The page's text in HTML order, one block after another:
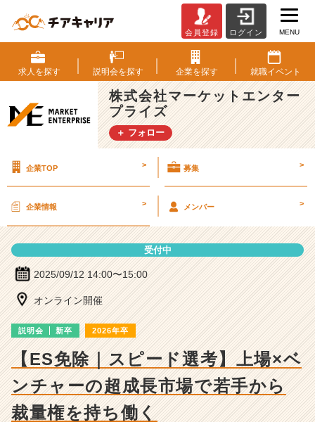
式
会
社
マ
ー
ケ
ッ
ン
プ
ラ
イ
ズ
会
細
|
ベ
ン
会員登録 ログイン MENU
求人を探す 説明会を探す 企業を探す 就職イベント
株式会社マーケットエンター
プライズ
＋ フォロー
企業TOP > 募集 >
企業情報 > メンバー >
受付中
2025/09/12 14:00〜15:00
オンライン開催
説明会 新卒 2026年卒
【ES免除｜スピード選考】上場×ベ
ンチャーの超成長市場で若手から
裁量権を持ち働く